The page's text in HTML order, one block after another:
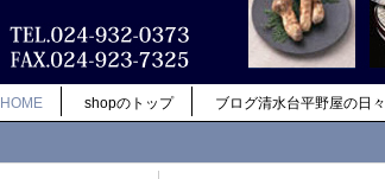
HOME shopのトップ ブログ清水台平野屋の日々